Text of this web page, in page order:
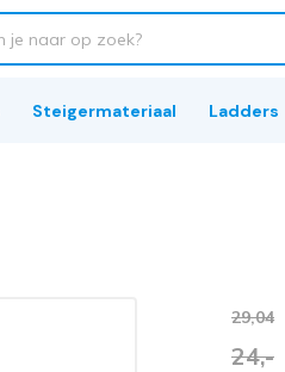
Steigermateriaal Ladders
29,04
24,-